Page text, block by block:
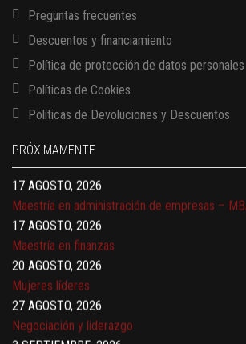
Preguntas frecuentes
Descuentos y financiamiento
Política de protección de datos personales
Políticas de Cookies
Políticas de Devoluciones y Descuentos
PRÓXIMAMENTE
13 AGOSTO, 2026
Finanzas para no financieros
Gerencia de empresas familiares
Maestría en administración de empresas – MBA
17 AGOSTO, 2026
Maestría en finanzas
20 AGOSTO, 2026
Mujeres líderes
27 AGOSTO, 2026
Negociación y liderazgo
3 SEPTIEMBRE, 2026